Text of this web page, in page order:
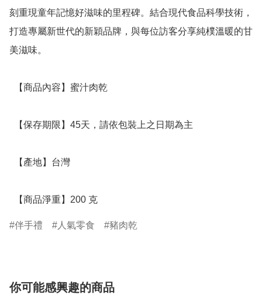
刻重現童年記憶好滋味的里程碑。結合現代食品科學技術，
打造專屬新世代的新穎品牌，與每位訪客分享純樸溫暖的甘
美滋味。
  【商品淨重】200 克
伴手禮 人氣零食 豬肉乾
你可能感興趣的商品